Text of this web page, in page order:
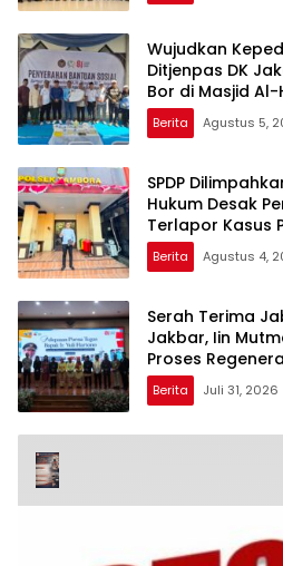
Wujudkan
Ditjenpas DK
Bor di Masjid
Berita Agustus 5,
SPDP
Hukum Desak
Terlapor Kasus
Berita Agustus 4,
Serah Terima
Jakbar, Iin
Proses
Pelayanan Publik
Berita Juli 31, 2026